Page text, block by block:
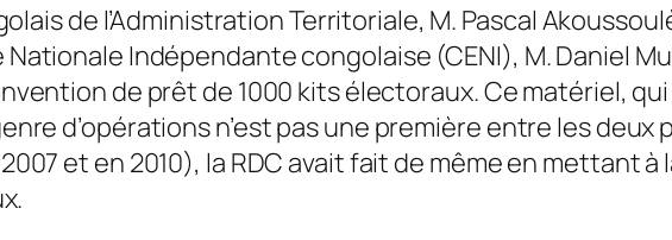
de l’Administration Territoriale, M. Pascal
Indépendante congolaise (CENI), M. Daniel
de prêt de 1000 kits électoraux. Ce matériel,
d’opérations n’est pas une première entre les
et en 2010), la RDC avait fait de même en mettant